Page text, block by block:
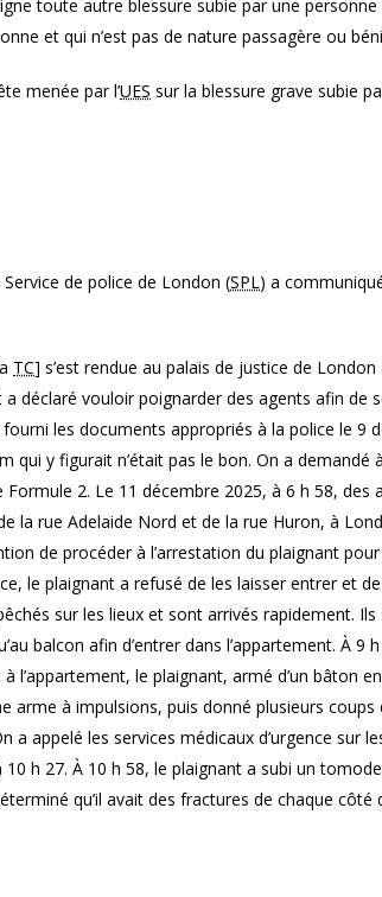
toute autre blessure subie par une
et qui n’est pas de nature passagère ou
menée par l’UES surla blessure grave subie
de police de London (SPL) a
TC] s’est rendue au palais de justice de
a déclaré vouloir poignarder des agents afin de
les documents appropriés à la police le 9
qui y figurait n’était pas le bon. On a demandé
2. Le 11 décembre 2025, à 6 h 58,
la rue Adelaide Nord et de la rue Huron, à
de procéder à l’arrestation du plaignant
le plaignant a refusé de les laisser entrer et
sur les lieux et sont arrivés rapidement.
balcon afin d’entrer dans l’appartement. À 9
à l’appartement, le plaignant, armé d’un bâton
arme à impulsions, puis donné plusieurs
a appelé les services médicaux d’urgence sur
10 h 27. À 10 h 58, le plaignant a subi un
qu’il avait des fractures de chaque côté